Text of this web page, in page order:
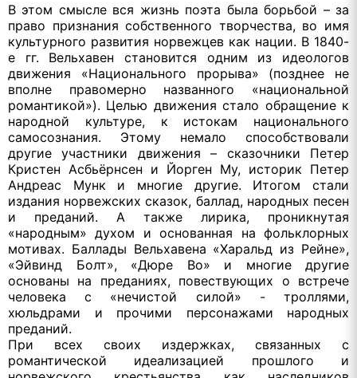
В этом смысле вся жизнь поэта была борьбой – за
право признания собственного творчества, во имя
культурного развития норвежцев как нации. В 1840-
е гг. Вельхавен становится одним из идеологов
движения «Национального прорыва» (позднее не
вполне правомерно названного «национальной
романтикой»). Целью движения стало обращение к
народной культуре, к истокам национального
самосознания. Этому немало способствовали
другие участники движения – сказочники Петер
Кристен Асбьёрнсен и Йорген Му, историк Петер
Андреас Мунк и многие другие. Итогом стали
издания норвежских сказок, баллад, народных песен
и преданий. А также лирика, проникнутая
«народным» духом и основанная на фольклорных
мотивах. Баллады Вельхавена «Харальд из Рейне»,
«Эйвинд Болт», «Дюре Во» и многие другие
основаны на преданиях, повествующих о встрече
человека с «нечистой силой» - троллями,
хюльдрами и прочими персонажами народных
преданий.
При всех своих издержках, связанных с
романтической идеализацией прошлого и